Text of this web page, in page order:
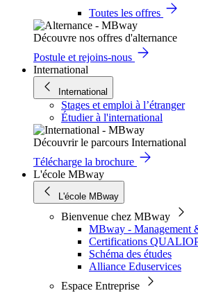
Toutes les offres
Découvre nos offres d'alternance
Postule et rejoins-nous
International
International
Stages et emploi à l’étranger
Étudier à l'international
Découvrir le parcours International
Télécharge la brochure
L'école MBway
L'école MBway
Bienvenue chez MBway
MBway - Management
Certifications
Schéma des études
Alliance Eduservices
Espace Entreprise